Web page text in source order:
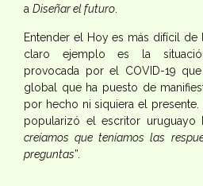
a Diseñar el futuro.
Entender el Hoy es más difícil de
claro ejemplo es la
provocada por el COVID-19
global que ha puesto de
por hecho ni siquiera el
popularizó el escritor uruguayo
creíamos que teníamos las
preguntas”.